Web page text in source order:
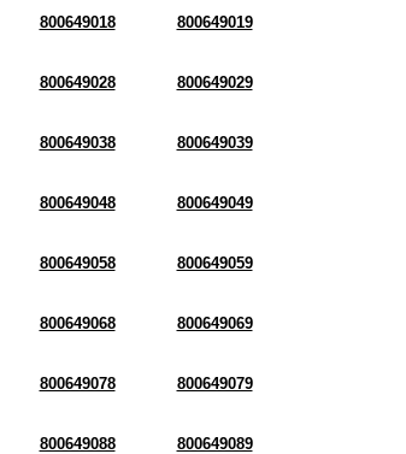
800649018 800649019
800649028 800649029
800649038 800649039
800649048 800649049
800649058 800649059
800649068 800649069
800649078 800649079
800649088 800649089